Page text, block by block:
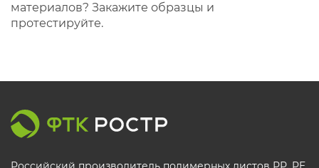
материалов? Закажите образцы и
протестируйте.